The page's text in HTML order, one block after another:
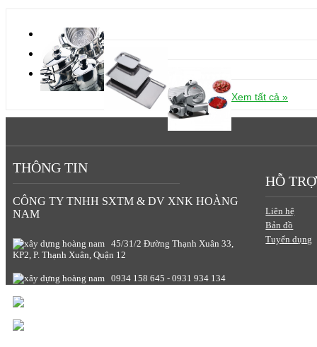
Xem tất cả »
THÔNG TIN
CÔNG TY TNHH SXTM & DV XNK HOÀNG
NAM
45/31/2 Đường Thạnh Xuân 33,
KP2, P. Thạnh Xuân, Quận 12
0934 158 645 - 0931 934 134
HỖ TRỢ
Liên hệ
Bản đồ
Tuyển dụng